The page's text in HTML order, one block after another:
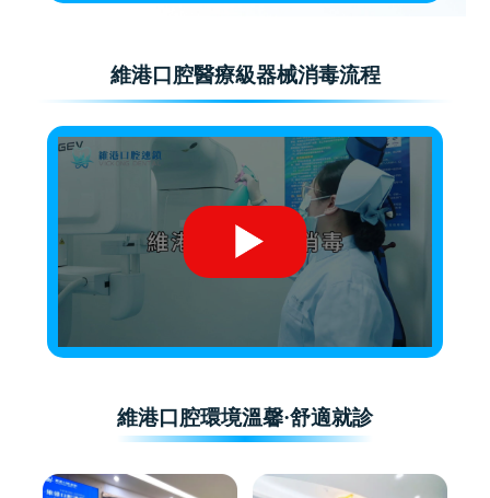
維港口腔醫療級器械消毒流程
維港口腔環境溫馨·舒適就診